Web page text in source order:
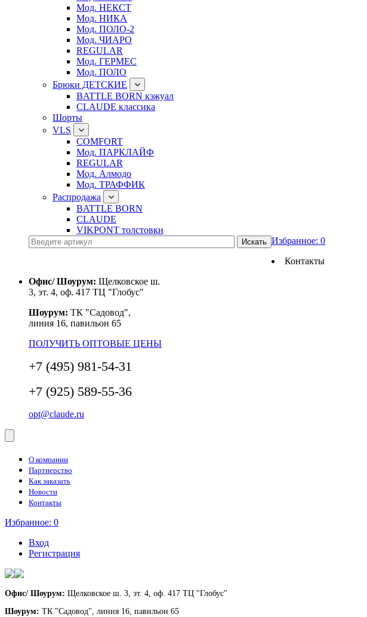
Мод. НЕКСТ
Мод. НИКА
Мод. ПОЛО-2
Мод. ЧИАРО
REGULAR
Мод. ГЕРМЕС
Мод. ПОЛО
Брюки ДЕТСКИЕ
BATTLE BORN кэжуал
CLAUDE классика
Шорты
VLS
COMFORT
Мод. ПАРКЛАЙФ
REGULAR
Мод. Алмодо
Мод. ТРАФФИК
Распродажа
BATTLE BORN
CLAUDE
VIKPONT толстовки
Избранное: 0
Контакты
Офис/ Шоурум: Щелковское ш.
3, эт. 4, оф. 417 ТЦ "Глобус"
Шоурум: ТК "Садовод",
линия 16, павильон 65
ПОЛУЧИТЬ ОПТОВЫЕ ЦЕНЫ
+7 (495) 981-54-31
+7 (925) 589-55-36
opt@claude.ru
О компании
Партнерство
Как заказать
Новости
Контакты
Избранное: 0
Вход
Регистрация
Офис/ Шоурум: Щелковское ш. 3, эт. 4, оф. 417 ТЦ "Глобус"
Шоурум: ТК "Садовод", линия 16, павильон 65